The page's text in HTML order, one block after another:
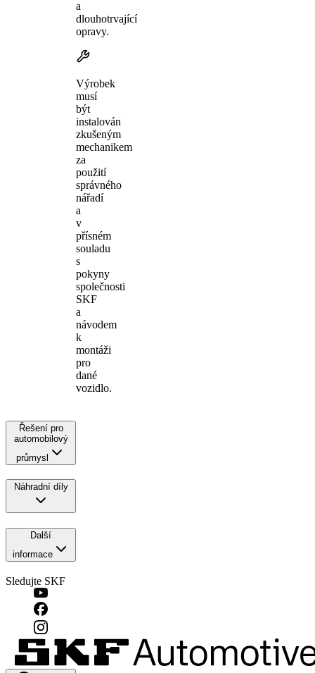
a
dlouhotrvající
opravy.
Výrobek
musí
být
instalován
zkušeným
mechanikem
za
použití
správného
nářadí
a
v
přísném
souladu
s
pokyny
společnosti
SKF
a
návodem
k
montáži
pro
dané
vozidlo.
Řešení pro
automobilový
průmysl
Náhradní díly
Další
informace
Sledujte SKF